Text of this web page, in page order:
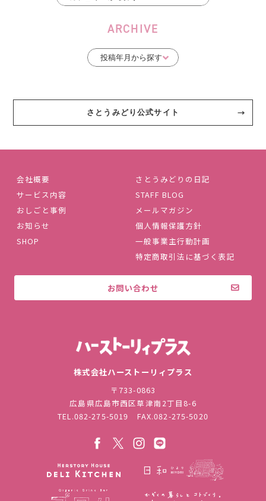
ARCHIVE
さとうみどり公式サイト
会社概要
サービス内容
おしごと事例
お知らせ
SHOP
さとうみどりの日記
STAFF BLOG
メールマガジン
個人情報保護方針
一般事業主行動計画
特定商取引法に基づく表記
お問い合わせ
株式会社ハーストーリィプラス
〒733-0863
広島県広島市西区草津南2丁目8-6
TEL.082-275-5019 FAX.082-275-5020